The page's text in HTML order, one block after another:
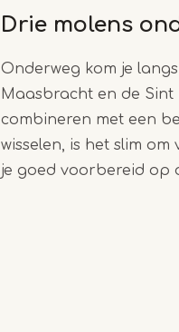
Drie molens
Onderweg kom je
Maasbracht en de Sint
combineren met een
wisselen, is het slim
je goed voorbereid op